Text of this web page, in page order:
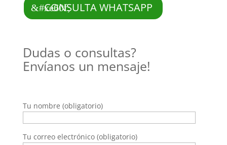
CONSULTA WHATSAPP
Dudas o consultas?
Envíanos un mensaje!
Tu nombre (obligatorio)
Tu correo electrónico (obligatorio)